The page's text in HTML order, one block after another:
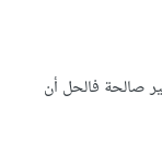
صالحة فالحل أن